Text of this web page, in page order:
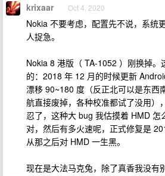
krixaar Oct 4, 2020
Nokia 不要考虑，配置先不说，系统
人捉急。
Nokia 8 港版（ TA-1052 ）刚换掉。
的：2018 年 12 月的时候更新
漂移 90~180 度（反正北可以是东西
航直接废掉，各种校准都试了没用）
忍了，这种大 bug 我估摸着 HMD 怎
对，然后有多火速呢，正式修复是
从那之后对 HMD 一生黑。
现在是大法马克兔，除了真香我没有